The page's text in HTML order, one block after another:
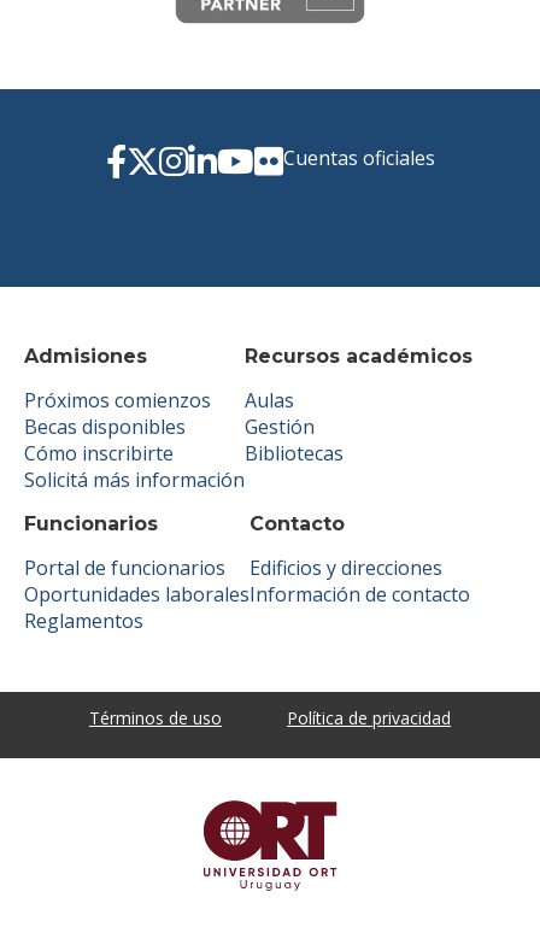
Admisiones
Próximos comienzos
Becas disponibles
Cómo inscribirte
Solicitá más información
Recursos académicos
Aulas
Gestión
Bibliotecas
Funcionarios
Portal de funcionarios
Oportunidades laborales
Reglamentos
Contacto
Edificios y direcciones
Información de contacto
Cuentas oficiales
Términos de uso Política de privacidad